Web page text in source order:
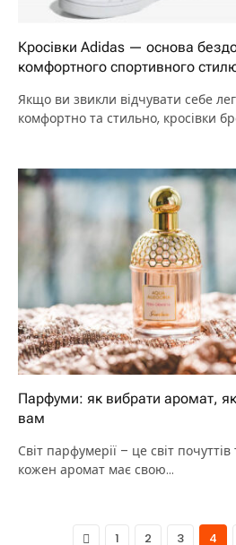
Кросівки Adidas — основа
комфортного спортивного
Якщо ви звикли відчувати себе
комфортно та стильно, кросівки
Парфуми: як вибрати аромат,
вам
Світ парфумерії – це світ
кожен аромат має свою…
Previous
1 2 3 4